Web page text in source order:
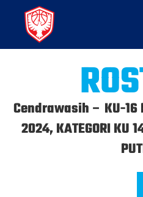
Cendrawasih – KU-16
2024, KATEGORI KU